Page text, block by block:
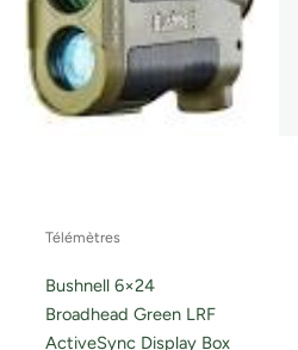
Télémètres
Bushnell 6×24
Broadhead Green LRF
ActiveSync Display Box